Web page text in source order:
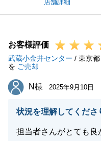
店舗詳細
お客様評価
武蔵小金井センター / 東京都
を ご売却
N様
N様 2025年9月10日
状況を理解してくださ
担当者さんがとても良